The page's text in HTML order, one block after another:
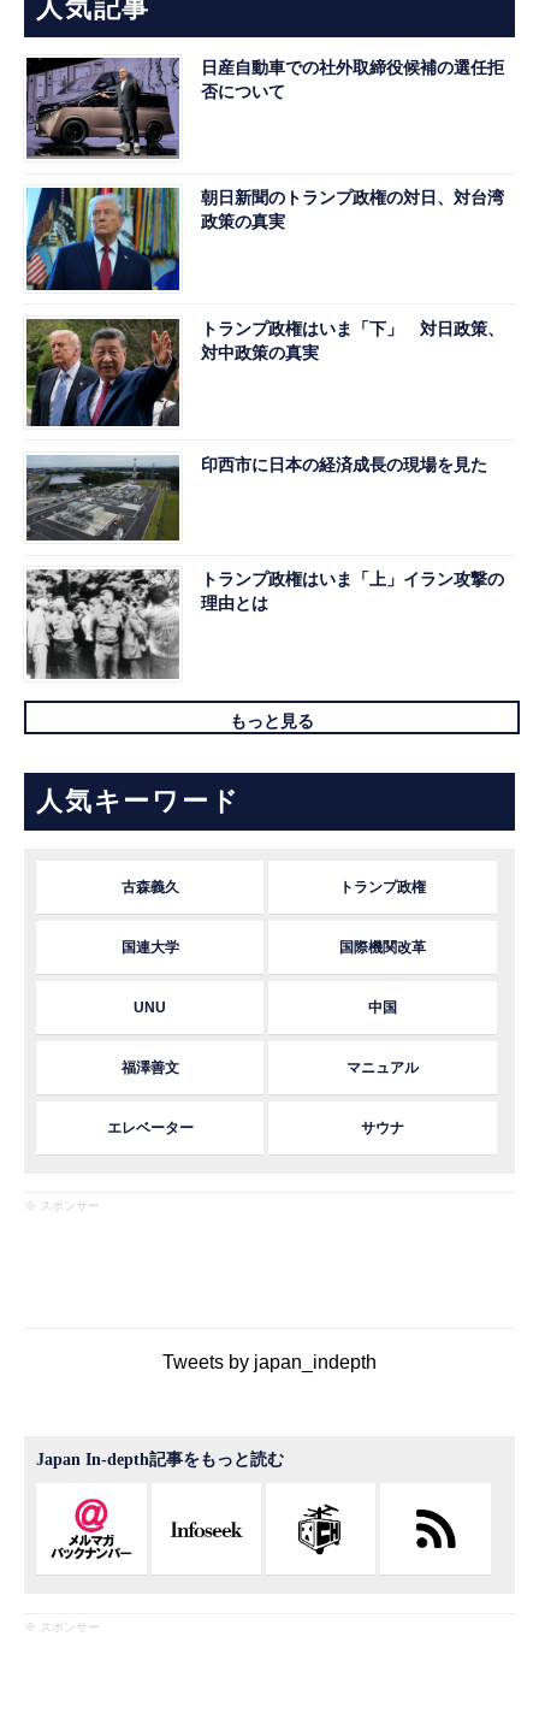
人気記事
日産自動車での社外取締役候補の選任拒
否について
朝日新聞のトランプ政権の対日、対台湾
政策の真実
トランプ政権はいま「下」 対日政策、
対中政策の真実
印西市に日本の経済成長の現場を見た
トランプ政権はいま「上」イラン攻撃の
理由とは
もっと見る
人気キーワード
古森義久 トランプ政権
国連大学 国際機関改革
UNU 中国
福澤善文 マニュアル
エレベーター サウナ
※ スポンサー
Tweets by japan_indepth
Japan In-depth記事をもっと読む
※ スポンサー